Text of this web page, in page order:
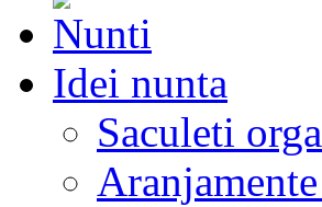
Idei nunta
Saculeti